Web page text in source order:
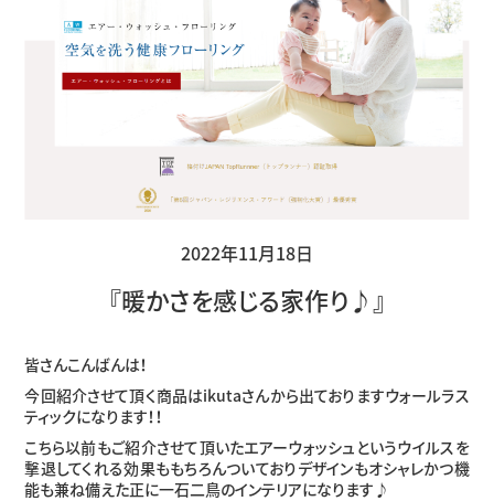
2022年11月18日
『暖かさを感じる家作り♪』
皆さんこんばんは！
今回紹介させて頂く商品はikutaさんから出ておりますウォールラス
ティックになります！！
こちら以前もご紹介させて頂いたエアーウォッシュというウイルスを
撃退してくれる効果ももちろんついておりデザインもオシャレかつ機
能も兼ね備えた正に一石二鳥のインテリアになります♪